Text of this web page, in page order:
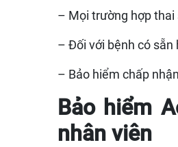
– Mọi trường hợp
– Đối với bệnh có sẵn
– Bảo hiểm chấp
Bảo hiểm
nhân viên